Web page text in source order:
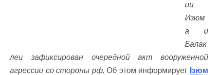
ии
Изюм
а и
Балак
леи зафиксирован очередной акт вооруженной
агрессии со стороны рф. Об этом информирует Ізюм